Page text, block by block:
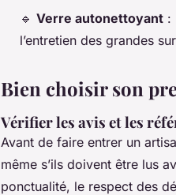
🔹 Verre autonettoyant :
l’entretien des grandes
Bien choisir son
Vérifier les avis et les
Avant de faire entrer un
même s’ils doivent être lus
ponctualité, le respect des